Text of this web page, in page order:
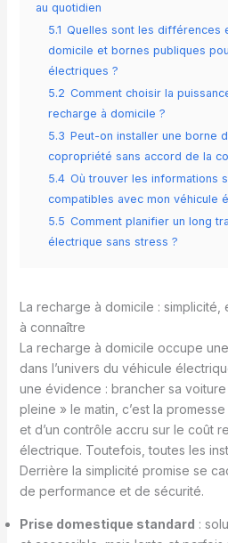
au quotidien
5.1 Quelles sont les différences
domicile et bornes publiques
électriques ?
5.2 Comment choisir la
recharge à domicile ?
5.3 Peut-on installer une borne
copropriété sans accord de la
5.4 Où trouver les informations
compatibles avec mon véhicule
5.5 Comment planifier un long
électrique sans stress ?
La recharge à domicile :
à connaître
La recharge à domicile occupe
dans l’univers du véhicule
une évidence : brancher sa
pleine » le matin, c’est la
et d’un contrôle accru sur le coût
électrique. Toutefois, toutes les
Derrière la simplicité promise se
de performance et de sécurité.
Prise domestique standard :